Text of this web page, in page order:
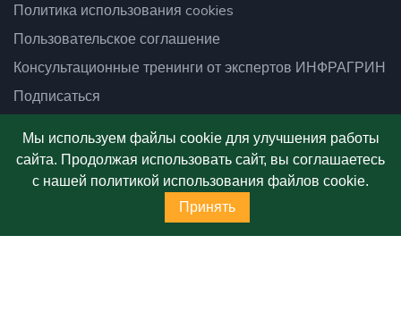
Политика использования cookies
Пользовательское соглашение
Консультационные тренинги от экспертов ИНФРАГРИН
Подписаться
Территории
ИНФРАГРИН_lab
Мы используем файлы cookie для улучшения работы
сайта. Продолжая использовать сайт, вы соглашаетесь
с нашей политикой использования файлов cookie.
Принять